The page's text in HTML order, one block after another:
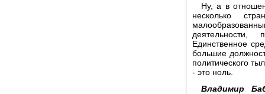
Ну, а в
несколько
деятельности,
Единственное
большие
политического
- это ноль.
Владимир